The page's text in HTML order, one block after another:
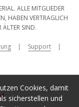
Cookies, damit
sicherstellen und
ALLE MITGLIEDER
HABEN VERTRAGLICH
ÄLTER SIND.
Support